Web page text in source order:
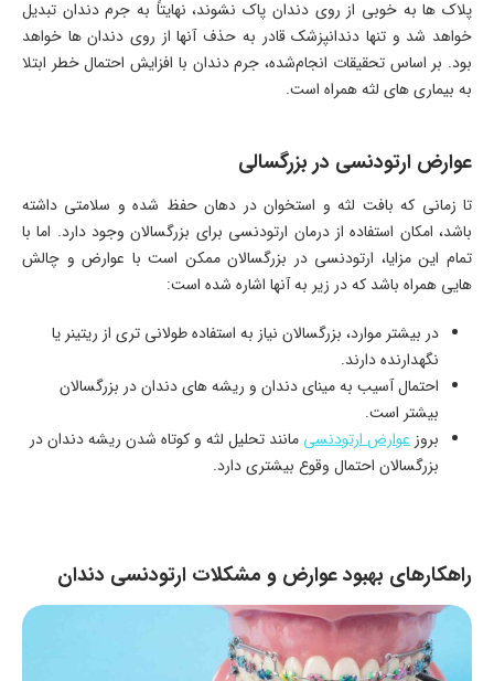
پلاک ‌ها به خوبی از روی دندان پاک نشوند، نهایتاً به جرم دندان تبدیل
خواهد شد و تنها دندانپزشک قادر به حذف آنها از روی دندان ‌ها خواهد
بود. بر اساس تحقیقات انجام‌شده، جرم دندان با افزایش احتمال خطر ابتلا
به بیماری ‌های لثه همراه است.
عوارض ارتودنسی در بزرگسالی
تا زمانی که بافت لثه و استخوان در دهان حفظ شده و سلامتی داشته
باشد، امکان استفاده از درمان ارتودنسی برای بزرگسالان وجود دارد. اما با
تمام این مزایا، ارتودنسی در بزرگسالان ممکن است با عوارض و چالش‌
هایی همراه باشد که در زیر به آنها اشاره شده است:
در بیشتر موارد، بزرگسالان نیاز به استفاده طولانی ‌تری از ریتینر یا
نگهدارنده دارند.
احتمال آسیب به مینای دندان و ریشه‌ های دندان در بزرگسالان
بیشتر است.
بروز عوارض ارتودنسی مانند تحلیل لثه و کوتاه شدن ریشه دندان در
بزرگسالان احتمال وقوع بیشتری دارد.
راهکارهای بهبود عوارض و مشکلات ارتودنسی دندان